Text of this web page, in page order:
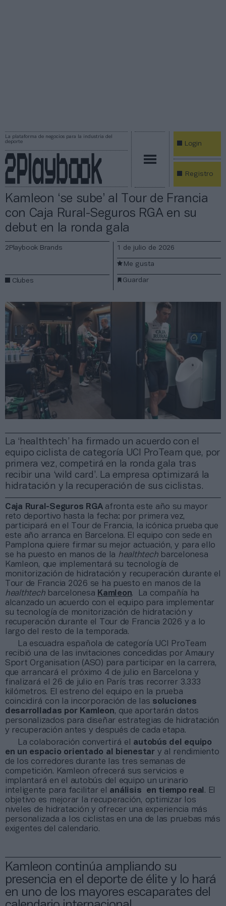
La plataforma de negocios para la industria del
deporte
Login
Registro
Kamleon ‘se sube’ al Tour de Francia
con Caja Rural-Seguros RGA en su
debut en la ronda gala
La ‘healthtech’ ha firmado un acuerdo con el
equipo ciclista de categoría UCI ProTeam que, por
primera vez, competirá en la ronda gala tras
recibir una ‘wild card’. La empresa optimizará la
hidratación y la recuperación de sus ciclistas.
2Playbook Brands
Clubes
1 de julio de 2026
Guardar
Me gusta
Caja Rural-Seguros RGA afronta este año su mayor
reto deportivo hasta la fecha: por primera vez,
participará en el Tour de Francia, la icónica prueba que
este año arranca en Barcelona. El equipo con sede en
Pamplona quiere firmar su mejor actuación, y para ello
se ha puesto en manos de la healthtechbarcelonesa
Kamleon, que implementará su tecnología de
monitorización de hidratación y recuperación durante el
Tour de Francia 2026 se ha puesto en manos de la
healthtech barcelonesa Kamleon. La compañía ha
alcanzado un acuerdo con el equipo para implementar
su tecnología de monitorización de hidratación y
recuperación durante el Tour de Francia 2026 y a lo
largo del resto de la temporada.
La escuadra española de categoría UCI ProTeam
recibió una de las invitaciones concedidas por Amaury
Sport Organisation (ASO) para participar en la carrera,
que arrancará el próximo 4 de julio en Barcelona y
finalizará el 26 de julio en París tras recorrer 3.333
kilómetros. El estreno del equipo en la prueba
coincidirá con la incorporación de las soluciones
desarrolladas por Kamleon, que aportarán datos
personalizados para diseñar estrategias de hidratación
y recuperación antes y después de cada etapa.
La colaboración convertirá el autobús del equipo
en un espacio orientado al bienestary al rendimiento
de los corredores durante las tres semanas de
competición. Kamleon ofrecerá sus servicios e
implantará en el autobús del equipo un urinario
inteligente para facilitar el análisis en tiempo real . El
objetivo es mejorar la recuperación, optimizar los
niveles de hidratación y ofrecer una experiencia más
personalizada a los ciclistas en una de las pruebas más
exigentes del calendario.
Kamleon continúa ampliando su
presencia en el deporte de élite y lo hará
en uno de los mayores escaparates del